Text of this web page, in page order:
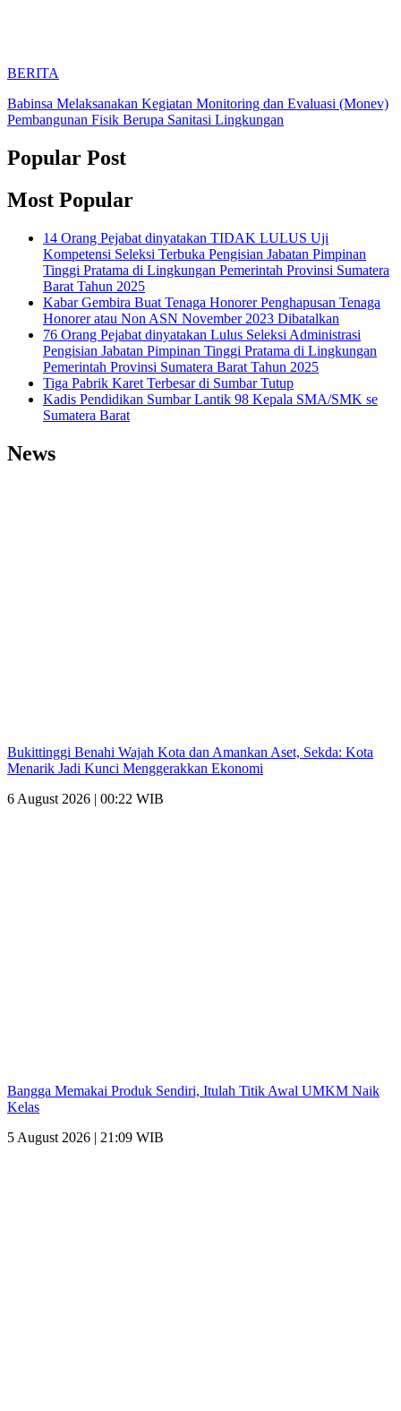
BERITA
Babinsa Melaksanakan Kegiatan Monitoring dan Evaluasi (Monev)
Pembangunan Fisik Berupa Sanitasi Lingkungan
Popular Post
Most Popular
14 Orang Pejabat dinyatakan TIDAK LULUS Uji
Kompetensi Seleksi Terbuka Pengisian Jabatan Pimpinan
Tinggi Pratama di Lingkungan Pemerintah Provinsi Sumatera
Barat Tahun 2025
Kabar Gembira Buat Tenaga Honorer Penghapusan Tenaga
Honorer atau Non ASN November 2023 Dibatalkan
76 Orang Pejabat dinyatakan Lulus Seleksi Administrasi
Pengisian Jabatan Pimpinan Tinggi Pratama di Lingkungan
Pemerintah Provinsi Sumatera Barat Tahun 2025
Tiga Pabrik Karet Terbesar di Sumbar Tutup
Kadis Pendidikan Sumbar Lantik 98 Kepala SMA/SMK se
Sumatera Barat
News
Bukittinggi Benahi Wajah Kota dan Amankan Aset, Sekda: Kota
Menarik Jadi Kunci Menggerakkan Ekonomi
6 August 2026 | 00:22 WIB
Bangga Memakai Produk Sendiri, Itulah Titik Awal UMKM Naik
Kelas
5 August 2026 | 21:09 WIB